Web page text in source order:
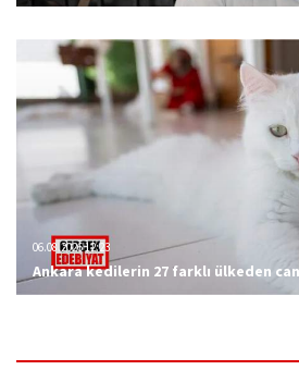
06.08.2026 12:23
Ankara kedilerin 27 farklı ülkeden